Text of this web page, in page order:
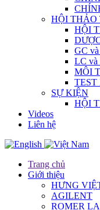
HỘI THẢO
HỘI
GC
LC và
MÔI
TEST
SỰ KIỆN
HỘI
Videos
Liên hệ
Trang chủ
Giới thiệu
HƯNG
AGILENT
ROMER